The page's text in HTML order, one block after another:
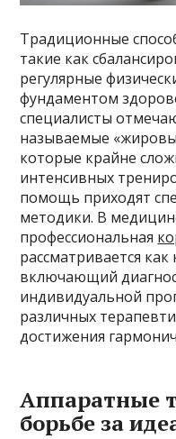
Традиционные
такие как
регулярные
фундаментом
специалисты
называемые
которые крайне
интенсивных
помощь приходят
методики. В
профессиональная
рассматривается
включающий
индивидуальной
различных
достижения
Аппаратные
борьбе за